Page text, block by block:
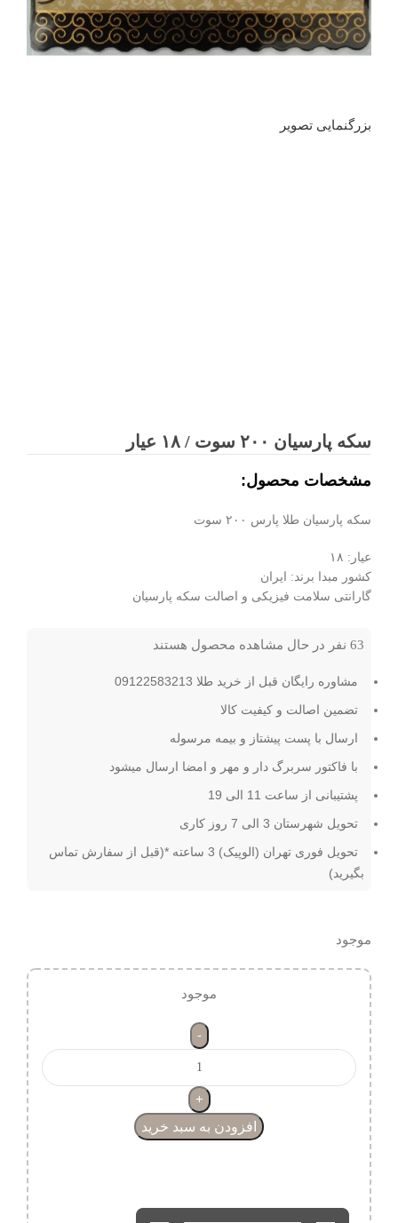
بزرگنمایی تصویر
سکه پارسیان ۲۰۰ سوت / ۱۸ عیار
مشخصات محصول:
سکه پارسیان طلا پارس ۲۰۰ سوت
عیار: ۱۸
کشور مبدا برند: ایران
گارانتی سلامت فیزیکی و اصالت سکه پارسیان
63 نفر در حال مشاهده محصول هستند
مشاوره رایگان قبل از خرید طلا 09122583213
تضمین اصالت و کیفیت کالا
ارسال با پست پیشتاز و بیمه مرسوله
با فاکتور سربرگ دار و مهر و امضا ارسال میشود
پشتیبانی از ساعت 11 الی 19
تحویل شهرستان 3 الی 7 روز کاری
تحویل فوری تهران (الوپیک) 3 ساعته *(قبل از سفارش تماس
بگیرید)
موجود
موجود
افزودن به سبد خرید